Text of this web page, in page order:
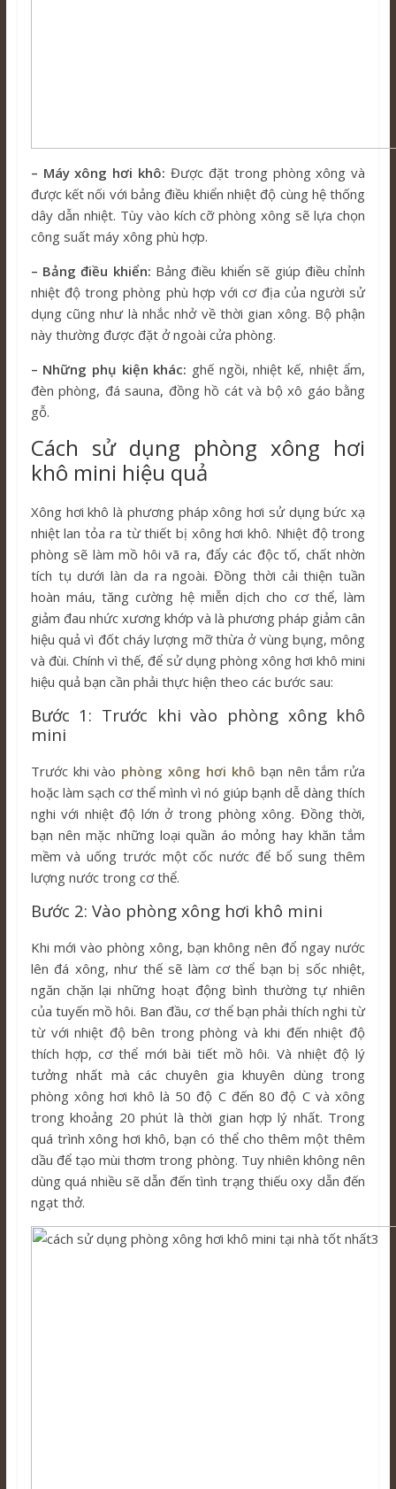
– Máy xông hơi khô: Được đặt trong phòng xông và
được kết nối với bảng điều khiển nhiệt độ cùng hệ thống
dây dẫn nhiệt. Tùy vào kích cỡ phòng xông sẽ lựa chọn
công suất máy xông phù hợp.
– Bảng điều khiển: Bảng điều khiển sẽ giúp điều chỉnh
nhiệt độ trong phòng phù hợp với cơ địa của người sử
dụng cũng như là nhắc nhở về thời gian xông. Bộ phận
này thường được đặt ở ngoài cửa phòng.
– Những phụ kiện khác: ghế ngồi, nhiệt kế, nhiệt ẩm,
đèn phòng, đá sauna, đồng hồ cát và bộ xô gáo bằng
gỗ.
Cách sử dụng phòng xông hơi
khô mini hiệu quả
Xông hơi khô là phương pháp xông hơi sử dụng bức xạ
nhiệt lan tỏa ra từ thiết bị xông hơi khô. Nhiệt độ trong
phòng sẽ làm mồ hôi vã ra, đẩy các độc tố, chất nhờn
tích tụ dưới làn da ra ngoài. Đồng thời cải thiện tuần
hoàn máu, tăng cường hệ miễn dịch cho cơ thể, làm
giảm đau nhức xương khớp và là phương pháp giảm cân
hiệu quả vì đốt cháy lượng mỡ thừa ở vùng bụng, mông
và đùi. Chính vì thế, để sử dụng phòng xông hơi khô mini
hiệu quả bạn cần phải thực hiện theo các bước sau:
Bước 1: Trước khi vào phòng xông khô
mini
Trước khi vào phòng xông hơi khô bạn nên tắm rửa
hoặc làm sạch cơ thể mình vì nó giúp bạnh dễ dàng thích
nghi với nhiệt độ lớn ở trong phòng xông. Đồng thời,
bạn nên mặc những loại quần áo mỏng hay khăn tắm
mềm và uống trước một cốc nước để bổ sung thêm
lượng nước trong cơ thể.
Bước 2: Vào phòng xông hơi khô mini
Khi mới vào phòng xông, bạn không nên đổ ngay nước
lên đá xông, như thế sẽ làm cơ thể bạn bị sốc nhiệt,
ngăn chặn lại những hoạt động bình thường tự nhiên
của tuyến mồ hôi. Ban đầu, cơ thể bạn phải thích nghi từ
từ với nhiệt độ bên trong phòng và khi đến nhiệt độ
thích hợp, cơ thể mới bài tiết mồ hôi. Và nhiệt độ lý
tưởng nhất mà các chuyên gia khuyên dùng trong
phòng xông hơi khô là 50 độ C đến 80 độ C và xông
trong khoảng 20 phút là thời gian hợp lý nhất. Trong
quá trình xông hơi khô, bạn có thể cho thêm một thêm
dầu để tạo mùi thơm trong phòng. Tuy nhiên không nên
dùng quá nhiều sẽ dẫn đến tình trạng thiếu oxy dẫn đến
ngạt thở.